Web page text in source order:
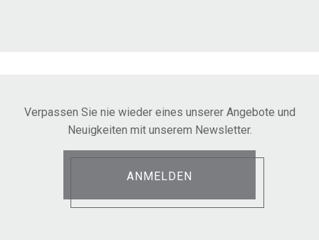
Verpassen Sie nie wieder eines unserer Angebote und
Neuigkeiten mit unserem Newsletter.
ANMELDEN